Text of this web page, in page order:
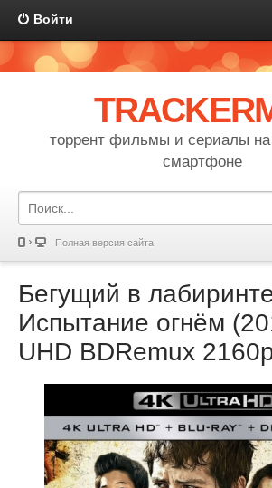
Войти
торрент фильмы и сериалы
смартфоне
Полная версия сайта
Бегущий в
Испытание огнём
UHD BDRemux